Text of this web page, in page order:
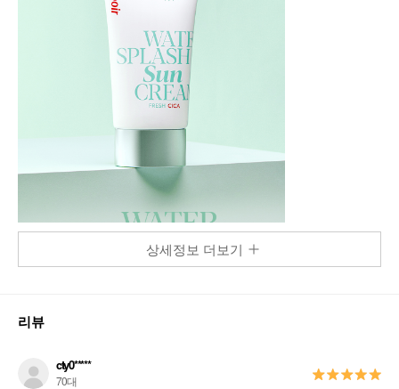
상세정보 더보기
리뷰
cty0*****
70대